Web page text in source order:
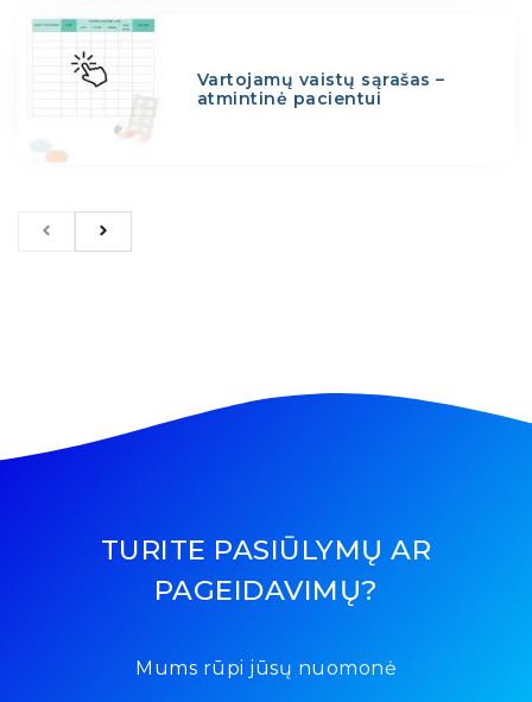
Vartojamų vaistų sąrašas –
atmintinė pacientui
TURITE PASIŪLYMŲ AR
PAGEIDAVIMŲ?
Mums rūpi jūsų nuomonė